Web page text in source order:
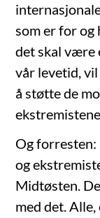
som er for og
det skal være
vår levetid,
å støtte de
Og forresten:
og
Midtøsten.
med det.